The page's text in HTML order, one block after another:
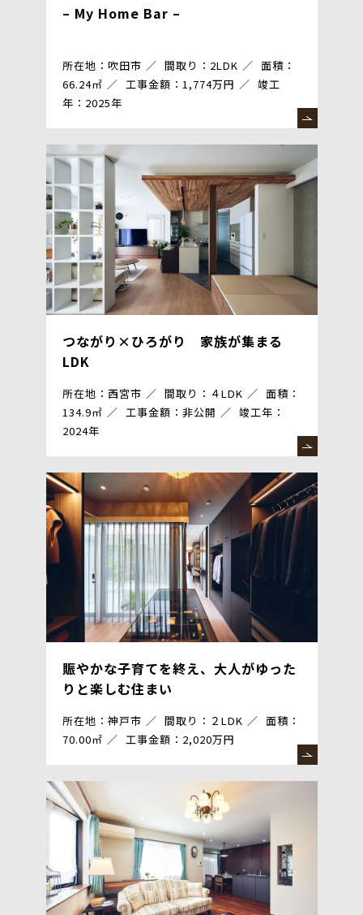
– My Home Bar –
所在地：吹田市 間取り：2LDK
面積：
66.24㎡
工事金額：1,774万円
竣工
年：2025年
つながり×ひろがり 家族が集まる
LDK
所在地：西宮市 間取り：４LDK
面積：
134.9㎡
工事金額：非公開
竣工年：
2024年
賑やかな子育てを終え、大人がゆった
りと楽しむ住まい
所在地：神戸市 間取り：２LDK
面積：
70.00㎡
工事金額：2,020万円